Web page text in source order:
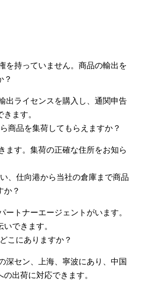
を持っていません。商品の輸出を
？
出ライセンスを購入し、通関申告
ます。
商品を集荷してもらえますか？
ます。集荷の正確な住所をお知ら
、仕向港から当社の倉庫まで商品
か？
ートナーエージェントがいます。
できます。
こにありますか？
深セン、上海、寧波にあり、中国
出荷に対応できます。